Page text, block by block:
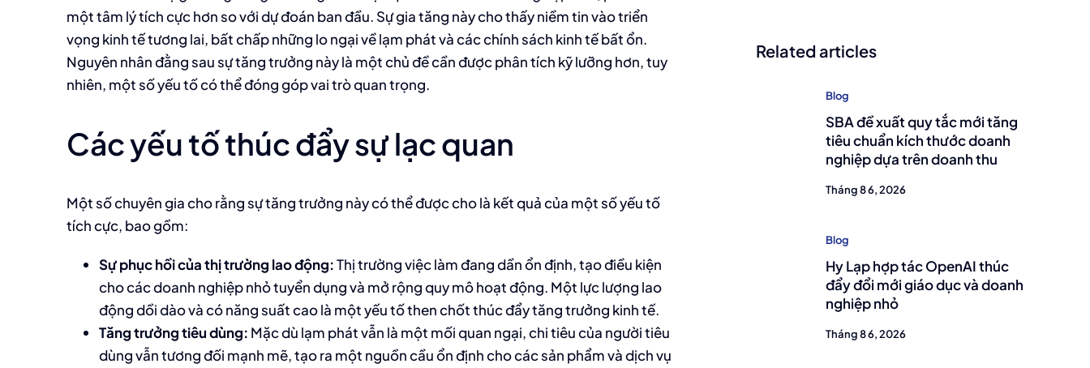
một tâm lý tích cực hơn so với dự đoán ban đầu. Sự gia tăng này cho thấy niềm tin vào triển
vọng kinh tế tương lai, bất chấp những lo ngại về lạm phát và các chính sách kinh tế bất ổn.
Nguyên nhân đằng sau sự tăng trưởng này là một chủ đề cần được phân tích kỹ lưỡng hơn, tuy
nhiên, một số yếu tố có thể đóng góp vai trò quan trọng.
Các yếu tố thúc đẩy sự lạc quan
Một số chuyên gia cho rằng sự tăng trưởng này có thể được cho là kết quả của một số yếu tố
tích cực, bao gồm:
Sự phục hồi của thị trường lao động:Thị trường việc làm đang dần ổn định, tạo điều kiện
cho các doanh nghiệp nhỏ tuyển dụng và mở rộng quy mô hoạt động. Một lực lượng lao
động dồi dào và có năng suất cao là một yếu tố then chốt thúc đẩy tăng trưởng kinh tế.
Tăng trưởng tiêu dùng: Mặc dù lạm phát vẫn là một mối quan ngại, chi tiêu của người tiêu
dùng vẫn tương đối mạnh mẽ, tạo ra một nguồn cầu ổn định cho các sản phẩm và dịch vụ
Related articles
Blog
SBA đề xuất quy tắc mới tăng
tiêu chuẩn kích thước doanh
nghiệp dựa trên doanh thu
Tháng 8 6, 2026
Blog
Hy Lạp hợp tác OpenAI thúc
đẩy đổi mới giáo dục và doanh
nghiệp nhỏ
Tháng 8 6, 2026